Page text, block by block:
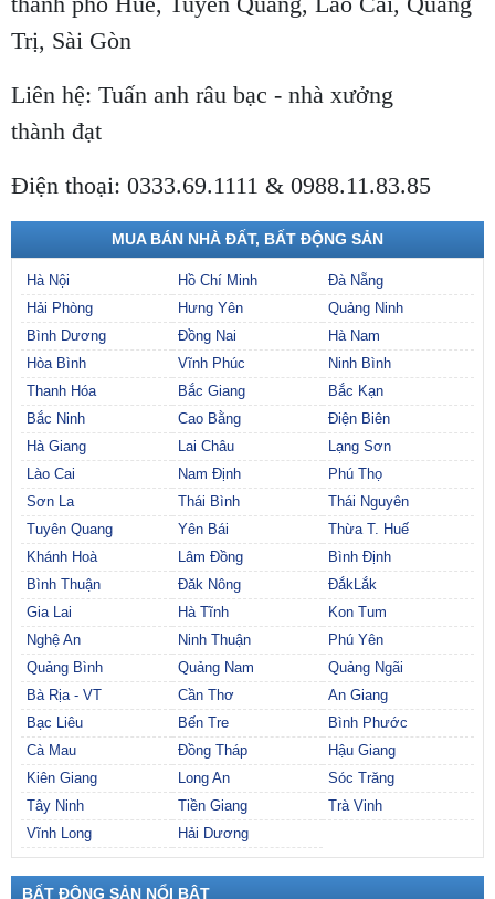
Trị, Sài Gòn
Liên hệ: Tuấn anh râu bạc - nhà xưởng
thành đạt
Điện thoại: 0333.69.1111 & 0988.11.83.85
MUA BÁN NHÀ ĐẤT, BẤT ĐỘNG SẢN
Hà Nội Hồ Chí Minh
Đà Nẵng
Hải Phòng
Hưng Yên
Quảng Ninh
Bình Dương
Đồng Nai
Hà Nam
Hòa Bình
Vĩnh Phúc
Ninh Bình
Thanh Hóa
Bắc Giang
Bắc Kạn
Bắc Ninh
Cao Bằng
Điện Biên
Hà Giang
Lai Châu
Lạng Sơn
Lào Cai
Nam Định
Phú Thọ
Sơn La
Thái Bình
Thái Nguyên
Tuyên Quang
Yên Bái
Thừa T. Huế
Khánh Hoà
Lâm Đồng
Bình Định
Bình Thuận
Đăk Nông
ĐắkLắk
Gia Lai
Hà Tĩnh
Kon Tum
Nghệ An
Ninh Thuận
Phú Yên
Quảng Bình
Quảng Nam
Quảng Ngãi
Bà Rịa - VT
Cần Thơ
An Giang
Bạc Liêu
Bến Tre
Bình Phước
Cà Mau
Đồng Tháp
Hậu Giang
Kiên Giang
Long An
Sóc Trăng
Tây Ninh
Tiền Giang
Trà Vinh
Vĩnh Long
Hải Dương
BẤT ĐỘNG SẢN NỔI BẬT